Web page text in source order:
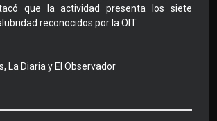
que la actividad presenta los siete
reconocidos por la OIT.
La Diaria y El Observador